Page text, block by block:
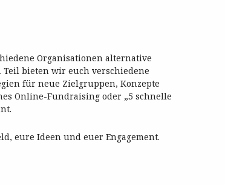
Organisationen alternative
bieten wir euch verschiedene
für neue Zielgruppen, Konzepte
Online-Fundraising oder „5 schnelle
eure Ideen und euer Engagement.